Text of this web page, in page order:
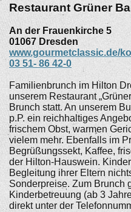
Restaurant Grüner
An der Frauenkirche 5
01067 Dresden
www.gourmetclassic.de/
03 51- 86 42-0
Familienbrunch im Hilton
unserem Restaurant
Brunch statt. An unserem
p.P. ein reichhaltiges
frischem Obst, warmen
vielem mehr. Ebenfalls im
Begrüßungssekt, Kaffee,
der Hilton-Hauswein.
Begleitung ihrer Eltern
Sonderpreise. Zum Brunch
Kinderbetreuung (ab 3
direkt unter der